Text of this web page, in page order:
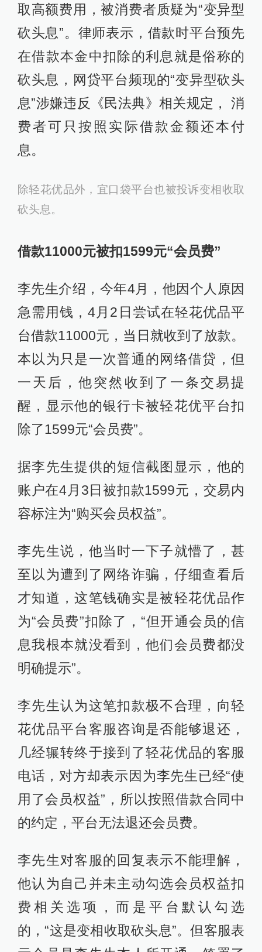
取高额费用，被消费者质疑为“变异型
砍头息”。律师表示，借款时平台预先
在借款本金中扣除的利息就是俗称的
砍头息，网贷平台频现的“变异型砍头
息”涉嫌违反《民法典》相关规定， 消
费者可只按照实际借款金额还本付
息。
除轻花优品外，宜口袋平台也被投诉变相收取
砍头息。
借款11000元被扣1599元“会员费”
李先生介绍，今年4月，他因个人原因
急需用钱，4月2日尝试在轻花优品平
台借款11000元，当日就收到了放款。
本以为只是一次普通的网络借贷，但
一天后，他突然收到了一条交易提
醒，显示他的银行卡被轻花优平台扣
除了1599元“会员费”。
据李先生提供的短信截图显示，他的
账户在4月3日被扣款1599元，交易内
容标注为“购买会员权益”。
李先生说，他当时一下子就懵了，甚
至以为遭到了网络诈骗，仔细查看后
才知道，这笔钱确实是被轻花优品作
为“会员费”扣除了，“但开通会员的信
息我根本就没看到，他们会员费都没
明确提示”。
李先生认为这笔扣款极不合理，向轻
花优品平台客服咨询是否能够退还，
几经辗转终于接到了轻花优品的客服
电话，对方却表示因为李先生已经“使
用了会员权益”，所以按照借款合同中
的约定，平台无法退还会员费。
李先生对客服的回复表示不能理解，
他认为自己并未主动勾选会员权益扣
费相关选项，而是平台默认勾选
的，“这是变相收取砍头息”。但客服表